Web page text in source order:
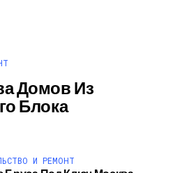
Домов Из
Блока
И РЕМОНТ